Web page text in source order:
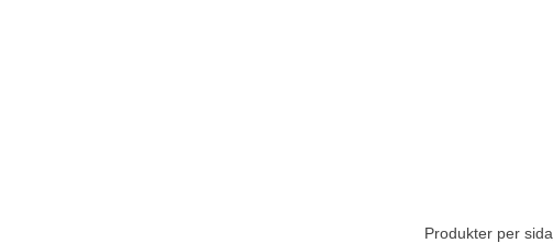
Produkter per sida